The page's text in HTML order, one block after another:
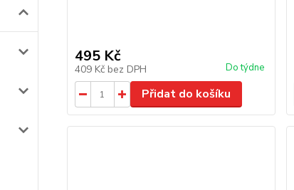
495 Kč
409 Kč bez DPH Do týdne
Přidat do košíku